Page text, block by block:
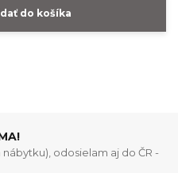
do košíka
odosielam aj do ČR -